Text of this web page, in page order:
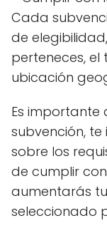
Cada
de
perteneces,
ubicación
Es importante
subvención,
sobre los
de cumplir
aumentarás
seleccionado